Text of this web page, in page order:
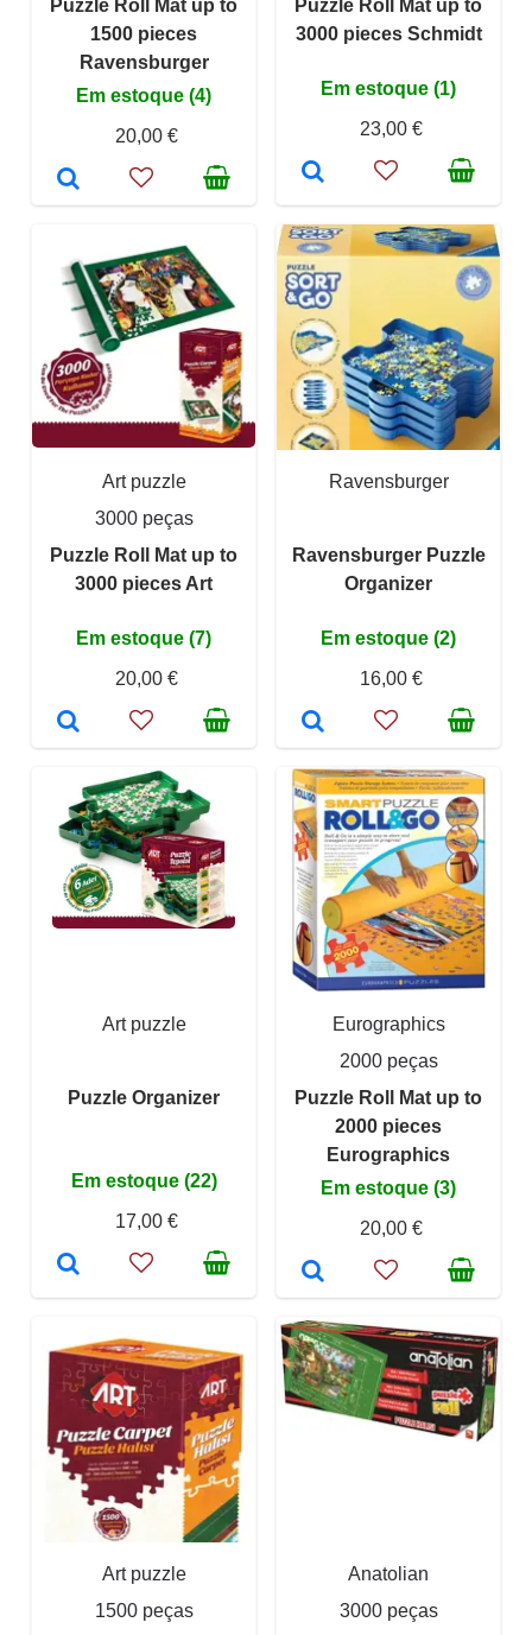
Puzzle Roll Mat up to
1500 pieces
Ravensburger
Em estoque (4)
20,00 €
Puzzle Roll Mat up to
3000 pieces Schmidt
Em estoque (1)
23,00 €
Art puzzle
3000 peças
Puzzle Roll Mat up to
3000 pieces Art
Em estoque (7)
20,00 €
Ravensburger
Ravensburger Puzzle
Organizer
Em estoque (2)
16,00 €
Art puzzle
Puzzle Organizer
Em estoque (22)
17,00 €
Eurographics
2000 peças
Puzzle Roll Mat up to
2000 pieces
Eurographics
Em estoque (3)
20,00 €
Art puzzle
1500 peças
Anatolian
3000 peças